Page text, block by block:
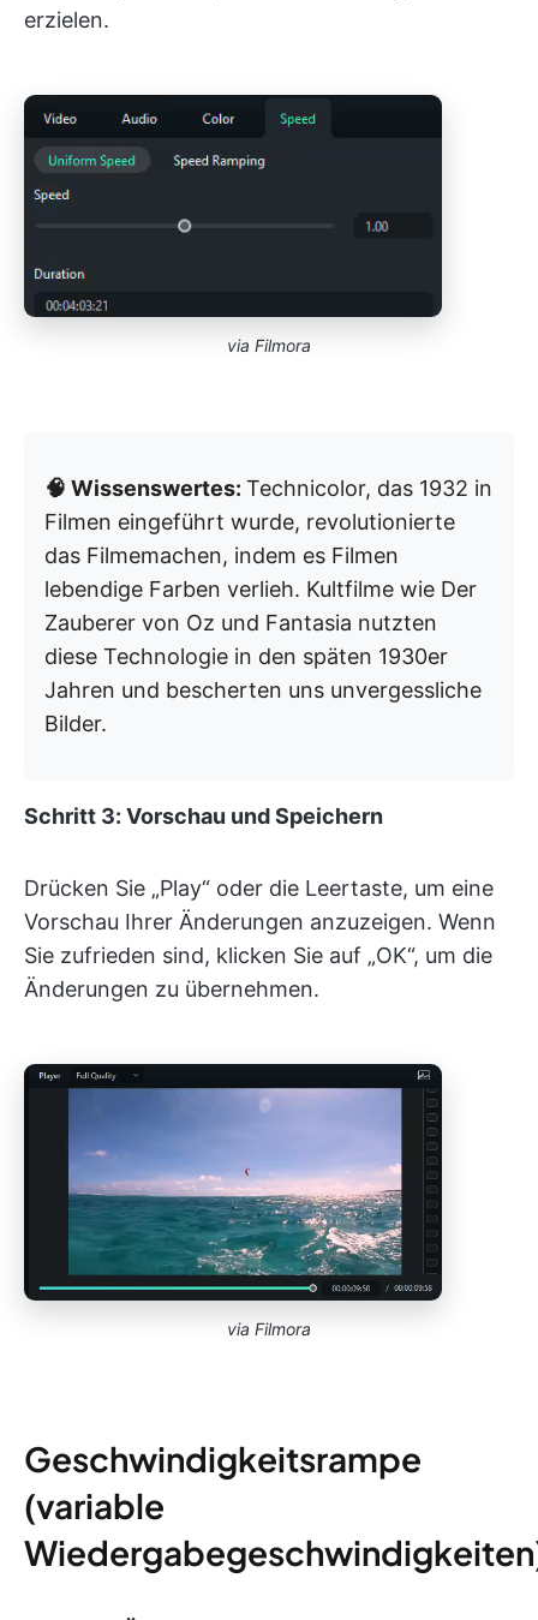
erzielen.
via Filmora
🧠 Wissenswertes: Technicolor, das 1932 in
Filmen eingeführt wurde, revolutionierte
das Filmemachen, indem es Filmen
lebendige Farben verlieh. Kultfilme wie Der
Zauberer von Oz und Fantasia nutzten
diese Technologie in den späten 1930er
Jahren und bescherten uns unvergessliche
Bilder.
Schritt 3: Vorschau und Speichern
Drücken Sie „Play“ oder die Leertaste, um eine
Vorschau Ihrer Änderungen anzuzeigen. Wenn
Sie zufrieden sind, klicken Sie auf „OK“, um die
Änderungen zu übernehmen.
via Filmora
Geschwindigkeitsrampe
(variable